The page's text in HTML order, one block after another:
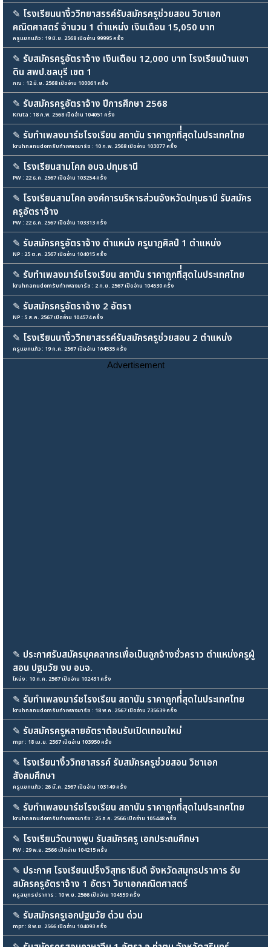
✎ โรงเรียนนางิ้ววิทยาสรรค์รับสมัครครูช่วยสอน วิชาเอก
คณิตศาสตร์ จำนวน 1 ตำแหน่ง เงินเดือน 15,050 บาท
ครูแขกแก้ว : 19 มิ.ย. 2568 เปิดอ่าน 99995 ครั้ง
✎ รับสมัครครูอัตราจ้าง เงินเดือน 12,000 บาท โรงเรียนบ้านเขา
ดิน สพป.ชลบุรี เขต 1
ภณ : 12 มิ.ย. 2568 เปิดอ่าน 100061 ครั้ง
✎ รับสมัครครูอัตราจ้าง ปีการศึกษา 2568
Kruta : 18 ก.พ. 2568 เปิดอ่าน 104051 ครั้ง
✎ รับทำเพลงมาร์ชโรงเรียน สถาบัน ราคาถูกที่่สุดในประเทศไทย
kruhnanudomรับทำเพลงมาร์ช : 10 ก.พ. 2568 เปิดอ่าน 103077 ครั้ง
✎ โรงเรียนสามโคก อบจ.ปทุมธานี
PW : 22 ธ.ค. 2567 เปิดอ่าน 103254 ครั้ง
✎ โรงเรียนสามโคก องค์การบริหารส่วนจังหวัดปทุมธานี รับสมัคร
ครูอัตราจ้าง
PW : 22 ธ.ค. 2567 เปิดอ่าน 103313 ครั้ง
✎ รับสมัครครูอัตราจ้าง ตำแหน่ง ครูนาฏศิลป์ 1 ตำแหน่ง
NP : 25 ต.ค. 2567 เปิดอ่าน 104015 ครั้ง
✎ รับทำเพลงมาร์ชโรงเรียน สถาบัน ราคาถูกที่่สุดในประเทศไทย
kruhnanudomรับทำเพลงมาร์ช : 2 ก.ย. 2567 เปิดอ่าน 104530 ครั้ง
✎ รับสมัครครูอัตราจ้าง 2 อัตรา
NP : 5 ส.ค. 2567 เปิดอ่าน 104574 ครั้ง
✎ โรงเรียนนางิ้ววิทยาสรรค์รับสมัครครูช่วยสอน 2 ตำแหน่ง
ครูแขกแก้ว : 19 ก.ค. 2567 เปิดอ่าน 104535 ครั้ง
Advertisement
✎ ประกาศรับสมัครบุคคลากรเพื่อเป็นลูกจ้างชั่วคราว ตำแหน่งครูผู้
สอน ปฐมวัย งบ อบจ.
โหน่ง : 10 ก.ค. 2567 เปิดอ่าน 102431 ครั้ง
✎ รับทำเพลงมาร์ชโรงเรียน สถาบัน ราคาถูกที่่สุดในประเทศไทย
kruhnanudomรับทำเพลงมาร์ช : 18 พ.ค. 2567 เปิดอ่าน 735639 ครั้ง
✎ รับสมัครครูหลายอัตราต้อนรับเปิดเทอมใหม่
mpr : 18 เม.ย. 2567 เปิดอ่าน 103950 ครั้ง
✎ โรงเรียนางิ้ววิทยาสรรค์ รับสมัครครูช่วยสอน วิชาเอก
สังคมศึกษา
ครูแขกแก้ว : 26 มี.ค. 2567 เปิดอ่าน 103149 ครั้ง
✎ รับทำเพลงมาร์ชโรงเรียน สถาบัน ราคาถูกที่่สุดในประเทศไทย
kruhnanudomรับทำเพลงมาร์ช : 25 ธ.ค. 2566 เปิดอ่าน 105448 ครั้ง
✎ โรงเรียนวัดบางพูน รับสมัครครู เอกประถมศึกษา
PW : 29 พ.ย. 2566 เปิดอ่าน 104215 ครั้ง
✎ ประกาศ โรงเรียนเปร็งวิสุทธาธิบดี จังหวัดสมุทรปราการ รับ
สมัครครูอัตราจ้าง 1 อัตรา วิชาเอกคณิตศาสตร์
ครูสมุทรปราการ : 10 พ.ย. 2566 เปิดอ่าน 104559 ครั้ง
✎ รับสมัครครูเอกปฐมวัย ด่วน ด่วน
mpr : 8 พ.ย. 2566 เปิดอ่าน 104093 ครั้ง